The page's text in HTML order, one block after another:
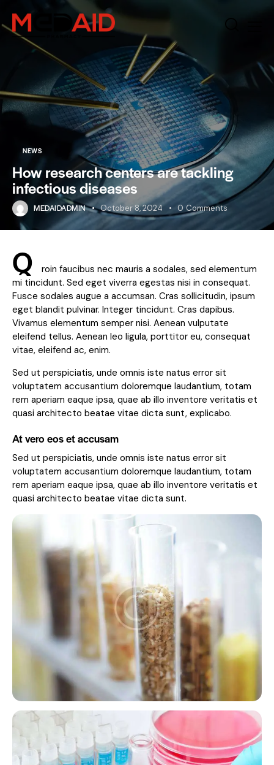
NEWS
How research centers are tackling
infectious diseases
MEDAIDADMIN October 8, 2024 0 Comments
Q
roin faucibus nec mauris a sodales, sed elementum
mi tincidunt. Sed eget viverra egestas nisi in consequat.
Fusce sodales augue a accumsan. Cras sollicitudin, ipsum
eget blandit pulvinar. Integer tincidunt. Cras dapibus.
Vivamus elementum semper nisi. Aenean vulputate
eleifend tellus. Aenean leo ligula, porttitor eu, consequat
vitae, eleifend ac, enim.
Sed ut perspiciatis, unde omnis iste natus error sit
voluptatem accusantium doloremque laudantium, totam
rem aperiam eaque ipsa, quae ab illo inventore veritatis et
quasi architecto beatae vitae dicta sunt, explicabo.
At vero eos et accusam
Sed ut perspiciatis, unde omnis iste natus error sit
voluptatem accusantium doloremque laudantium, totam
rem aperiam eaque ipsa, quae ab illo inventore veritatis et
quasi architecto beatae vitae dicta sunt.